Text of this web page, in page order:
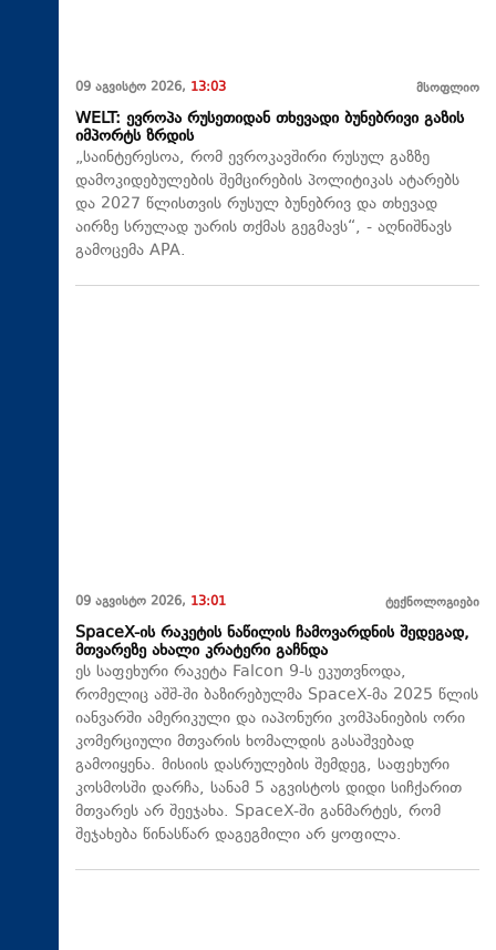
09 აგვისტო 2026, 13:03 მსოფლიო
WELT: ევროპა რუსეთიდან თხევადი ბუნებრივი გაზის
იმპორტს ზრდის
„საინტერესოა, რომ ევროკავშირი რუსულ გაზზე
დამოკიდებულების შემცირების პოლიტიკას ატარებს
და 2027 წლისთვის რუსულ ბუნებრივ და თხევად
აირზე სრულად უარის თქმას გეგმავს“, - აღნიშნავს
გამოცემა APA.
09 აგვისტო 2026, 13:01 ტექნოლოგიები
SpaceX-ის რაკეტის ნაწილის ჩამოვარდნის შედეგად,
მთვარეზე ახალი კრატერი გაჩნდა
ეს საფეხური რაკეტა Falcon 9-ს ეკუთვნოდა,
რომელიც აშშ-ში ბაზირებულმა SpaceX-მა 2025 წლის
იანვარში ამერიკული და იაპონური კომპანიების ორი
კომერციული მთვარის ხომალდის გასაშვებად
გამოიყენა. მისიის დასრულების შემდეგ, საფეხური
კოსმოსში დარჩა, სანამ 5 აგვისტოს დიდი სიჩქარით
მთვარეს არ შეეჯახა.​ SpaceX-ში განმარტეს, რომ
შეჯახება წინასწარ დაგეგმილი არ ყოფილა.